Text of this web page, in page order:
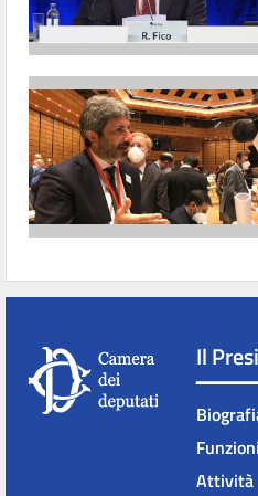
Il
Funzioni
Attività